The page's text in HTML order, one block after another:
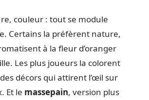
couleur : tout se module
Certains la préfèrent nature,
à la fleur d’oranger
Les plus joueurs la colorent
décors qui attirent l’œil sur
Et le massepain, version plus